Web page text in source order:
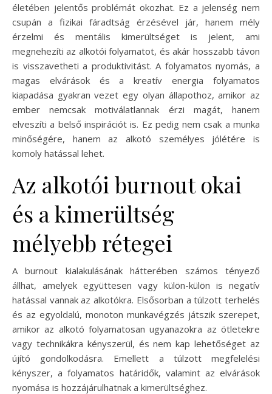
életében jelentős problémát okozhat. Ez a jelenség nem
csupán a fizikai fáradtság érzésével jár, hanem mély
érzelmi és mentális kimerültséget is jelent, ami
megnehezíti az alkotói folyamatot, és akár hosszabb távon
is visszavetheti a produktivitást. A folyamatos nyomás, a
magas elvárások és a kreatív energia folyamatos
kiapadása gyakran vezet egy olyan állapothoz, amikor az
ember nemcsak motiválatlannak érzi magát, hanem
elveszíti a belső inspirációt is. Ez pedig nem csak a munka
minőségére, hanem az alkotó személyes jólétére is
komoly hatással lehet.
Az alkotói burnout okai
és a kimerültség
mélyebb rétegei
A burnout kialakulásának hátterében számos tényező
állhat, amelyek együttesen vagy külön-külön is negatív
hatással vannak az alkotókra. Elsősorban a túlzott terhelés
és az egyoldalú, monoton munkavégzés játszik szerepet,
amikor az alkotó folyamatosan ugyanazokra az ötletekre
vagy technikákra kényszerül, és nem kap lehetőséget az
újító gondolkodásra. Emellett a túlzott megfelelési
kényszer, a folyamatos határidők, valamint az elvárások
nyomása is hozzájárulhatnak a kimerültséghez.